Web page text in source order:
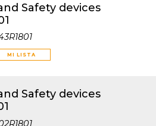
Safety devices
MI LISTA
Safety devices